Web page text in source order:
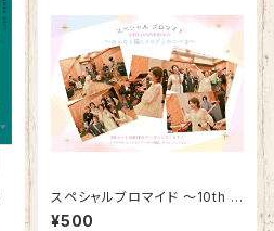
スペシャルブロマイド 〜10th A
nniversary〜
¥500